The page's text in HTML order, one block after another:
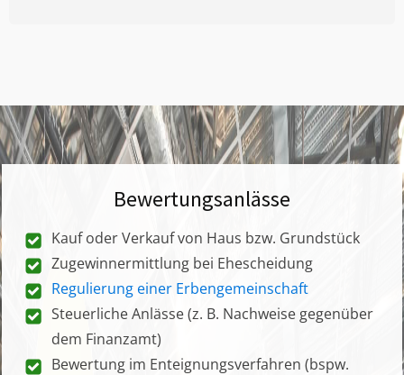
Bewertungsanlässe
Kauf oder Verkauf von Haus bzw. Grundstück
Zugewinnermittlung bei Ehescheidung
Regulierung einer Erbengemeinschaft
Steuerliche Anlässe (z. B. Nachweise gegenüber
dem Finanzamt)
Bewertung im Enteignungsverfahren (bspw.